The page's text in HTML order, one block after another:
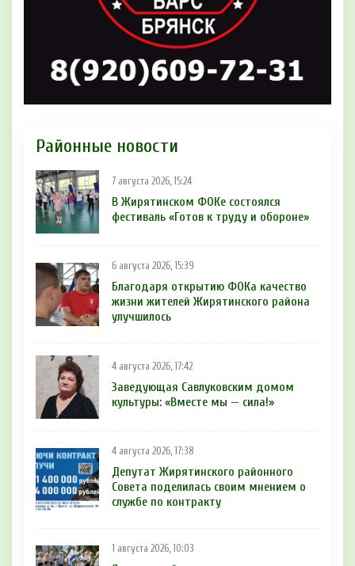
Районные новости
7 августа 2026, 15:24
В Жирятинском ФОКе состоялся
фестиваль «Готов к труду и обороне»
6 августа 2026, 15:39
Благодаря открытию ФОКа качество
жизни жителей Жирятинского района
улучшилось
4 августа 2026, 17:42
Заведующая Савлуковским домом
культуры: «Вместе мы — сила!»
4 августа 2026, 17:38
Депутат Жирятинского районного
Совета поделилась своим мнением о
службе по контракту
1 августа 2026, 10:03